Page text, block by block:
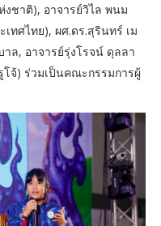
ชาติ), อาจารย์วิไล พนม
ทศไทย), ผศ.ดร.สุรินทร์ เม
ล, อาจารย์รุ่งโรจน์ ดุลลา
จ้) ร่วมเป็นคณะกรรมการผู้